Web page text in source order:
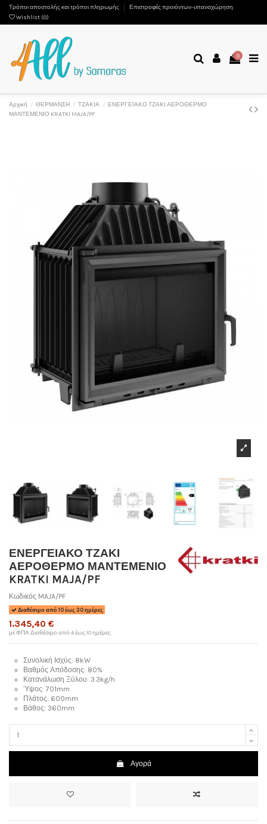
Τρόποι αποστολής και τρόποι πληρωμής
Επιστροφές προιόντων-υπαναχώρηση
Wishlist (0)
0
Αρχική ΘΕΡΜΑΝΣΗ ΤΖΑΚΙΑ
ΕΝΕΡΓΕΙΑΚΟ ΤΖΑΚΙ ΑΕΡΟΘΕΡΜΟ
ΜΑΝΤΕΜΕΝΙΟ KRATKI MAJA/PF
ΕΝΕΡΓΕΙΑΚΟ ΤΖΑΚΙ
ΑΕΡΟΘΕΡΜΟ ΜΑΝΤΕΜΕΝΙΟ
KRATKI MAJA/PF
Κωδικός MAJA/PF
Διαθέσιμο από 10 έως 30 ημέρες
1.345,40 €
με ΦΠΑΔιαθέσιμο από 4 έως 10 ημέρες
Συνολική Ισχύς: 8kW
Βαθμός Απόδοσης: 80%
Κατανάλωση Ξύλου: 3.3kg/h
Ύψος: 701mm
Πλάτος: 600mm
Βάθος: 360mm
Αγορά